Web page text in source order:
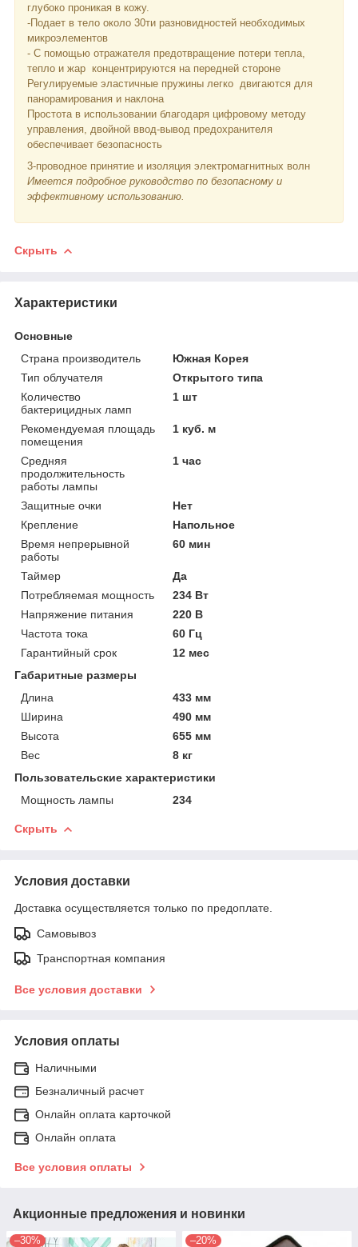
глубоко проникая в кожу.
-Подает в тело около 30ти разновидностей необходимых
микроэлементов
- С помощью отражателя предотвращение потери тепла,
тепло и жар концентрируются на передней стороне
Регулируемые эластичные пружины легко двигаются для
панорамирования и наклона
Простота в использовании благодаря цифровому методу
управления, двойной ввод-вывод предохранителя
обеспечивает безопасность
3-проводное принятие и изоляция электромагнитных волн
Имеется подробное руководство по безопасному и
эффективному использованию.
Скрыть
Характеристики
Основные
Страна производитель
Южная Корея
Тип облучателя
Открытого типа
Количество
бактерицидных ламп
1 шт
Рекомендуемая площадь
помещения
1 куб. м
Средняя
продолжительность
работы лампы
1 час
Защитные очки
Нет
Крепление
Напольное
Время непрерывной
работы
60 мин
Таймер
Да
Потребляемая мощность
234 Вт
Напряжение питания
220 В
Частота тока
60 Гц
Гарантийный срок
12 мес
Габаритные размеры
Длина
433 мм
Ширина
490 мм
Высота
655 мм
Вес
8 кг
Пользовательские характеристики
Мощность лампы
234
Скрыть
Условия доставки
Доставка осуществляется только по предоплате.
Самовывоз
Транспортная компания
Все условия доставки
Условия оплаты
Наличными
Безналичный расчет
Онлайн оплата карточкой
Онлайн оплата
Все условия оплаты
Акционные предложения и новинки
–30% –20%